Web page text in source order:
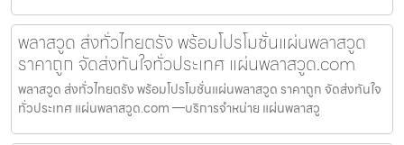
พลาสวูด ส่งทั่วไทยตรัง พร้อมโปรโมชั่นแผ่นพลาสวูด
ราคาถูก จัดส่งทันใจทั่วประเทศ แผ่นพลาสวูด.com
พลาสวูด ส่งทั่วไทยตรัง พร้อมโปรโมชั่นแผ่นพลาสวูด ราคาถูก จัดส่งทันใจ
ทั่วประเทศ แผ่นพลาสวูด.com —บริการจำหน่าย แผ่นพลาสวู